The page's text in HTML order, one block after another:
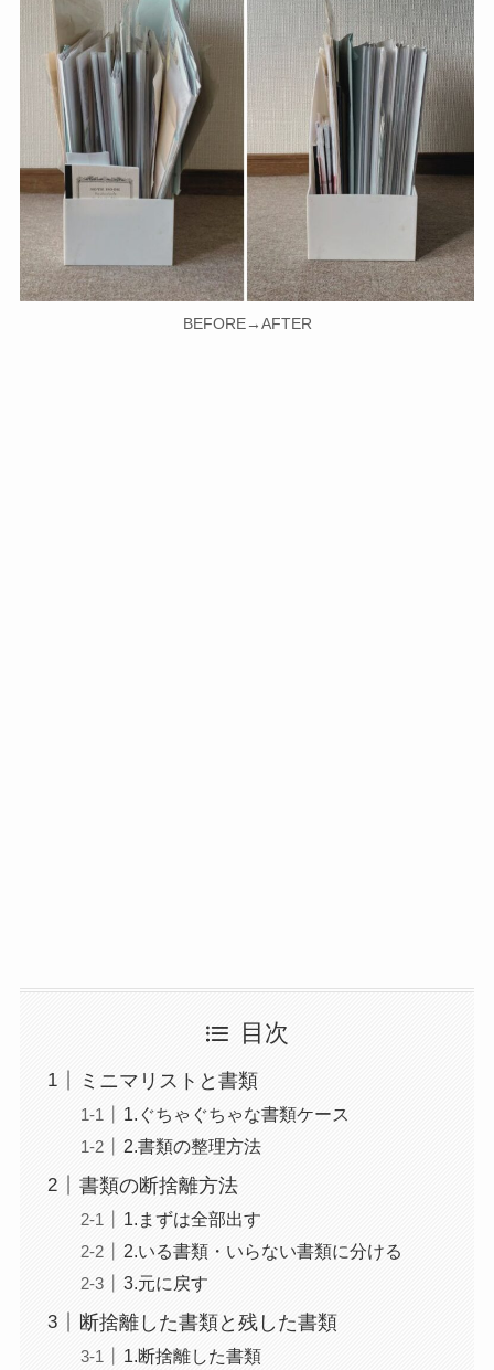
BEFORE→AFTER
目次
ミニマリストと書類
1.ぐちゃぐちゃな書類ケース
2.書類の整理方法
書類の断捨離方法
1.まずは全部出す
2.いる書類・いらない書類に分ける
3.元に戻す
断捨離した書類と残した書類
1.断捨離した書類